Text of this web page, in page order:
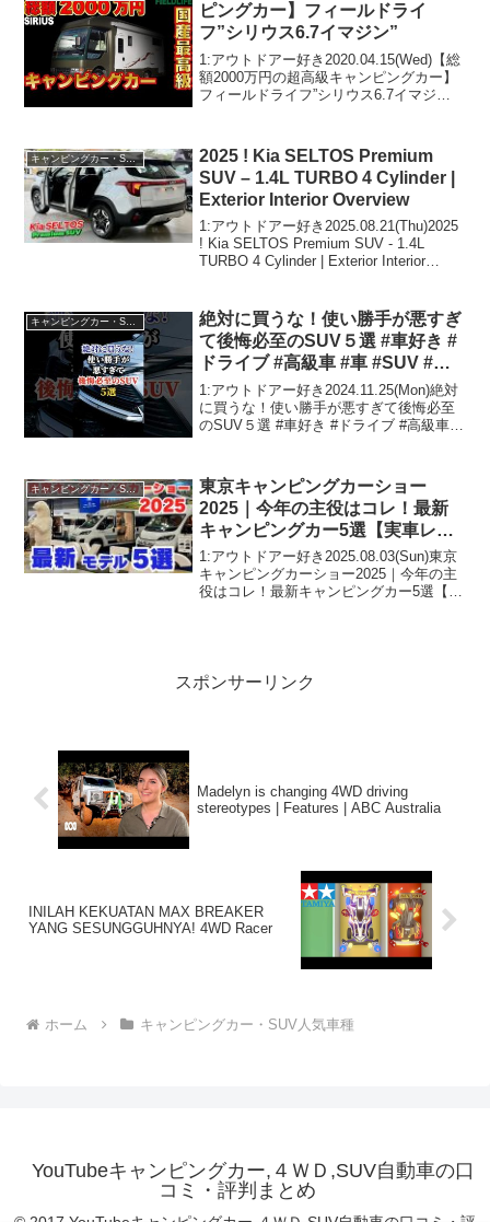
ピングカー】フィールドライ
フ”シリウス6.7イマジン”
1:アウトドアー好き2020.04.15(Wed)【総
額2000万円の超高級キャンピングカー】
フィールドライフ”シリウス6.7イマジ
2020.04.15(Wed)この動画は注目...
キャンピングカー・SUV人気車種
2025 ! Kia SELTOS Premium
SUV – 1.4L TURBO 4 Cylinder |
Exterior Interior Overview
1:アウトドアー好き2025.08.21(Thu)2025
! Kia SELTOS Premium SUV - 1.4L
TURBO 4 Cylinder | Exterior Interior
キャンピングカー・SUV人気車種
絶対に買うな！使い勝手が悪すぎ
て後悔必至のSUV５選 #車好き #
ドライブ #高級車 #車 #SUV #ト
ヨタ
1:アウトドアー好き2024.11.25(Mon)絶対
に買うな！使い勝手が悪すぎて後悔必至
のSUV５選 #車好き #ドライブ #高級車 #
き2024.11.25...
キャンピングカー・SUV人気車種
東京キャンピングカーショー
2025｜今年の主役はコレ！最新
キャンピングカー5選【実車レビ
ュー】
1:アウトドアー好き2025.08.03(Sun)東京
キャンピングカーショー2025｜今年の主
役はコレ！最新キャンピングカー5選【実
スポンサーリンク
Madelyn is changing 4WD driving
stereotypes | Features | ABC Australia
INILAH KEKUATAN MAX BREAKER
YANG SESUNGGUHNYA! 4WD Racer
ホーム キャンピングカー・SUV人気車種
YouTubeキャンピングカー,４ＷＤ,SUV自動車の口
コミ・評判まとめ